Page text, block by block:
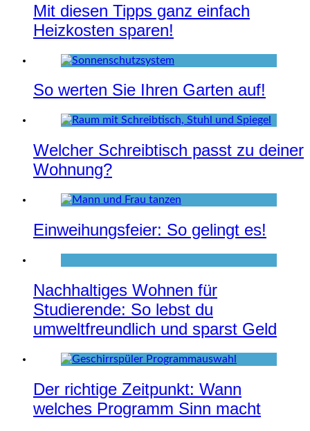
Mit diesen Tipps ganz einfach
Heizkosten sparen!
So werten Sie Ihren Garten auf!
Welcher Schreibtisch passt zu deiner
Wohnung?
Einweihungsfeier: So gelingt es!
Nachhaltiges Wohnen für
Studierende: So lebst du
umweltfreundlich und sparst Geld
Der richtige Zeitpunkt: Wann
welches Programm Sinn macht